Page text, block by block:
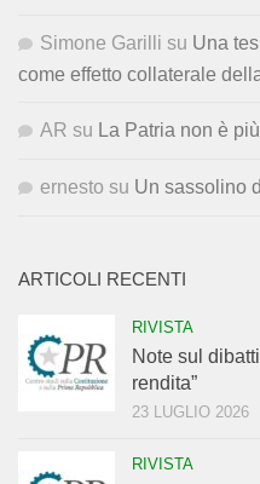
Simone Garilli su Una
come effetto collaterale
AR su La Patria non è
ernesto su Un sassolino
ARTICOLI RECENTI
RIVISTA
Note sul
rendita”
23 LUGLIO 2026
RIVISTA